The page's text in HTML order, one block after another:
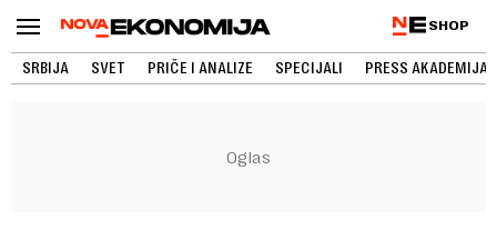
SHOP
SRBIJA SVET PRIČE I ANALIZE SPECIJALI PRESS AKADEMIJA